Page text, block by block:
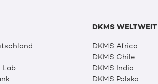
Lab
DKMS WELTWEIT
DKMS Africa
DKMS Chile
DKMS India
DKMS Polska